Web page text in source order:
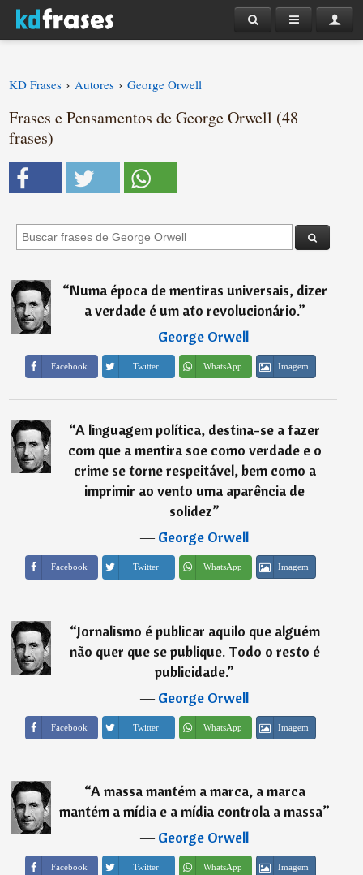
KD Frases › Autores › George Orwell
Frases e Pensamentos de George Orwell (48
frases)
“Numa época de mentiras universais, dizer
a verdade é um ato revolucionário.”
―George Orwell
Facebook Twitter WhatsApp Imagem
“A linguagem política, destina-se a fazer
com que a mentira soe como verdade e o
crime se torne respeitável, bem como a
imprimir ao vento uma aparência de
solidez”
―George Orwell
Facebook Twitter WhatsApp Imagem
“Jornalismo é publicar aquilo que alguém
não quer que se publique. Todo o resto é
publicidade.”
―George Orwell
Facebook Twitter WhatsApp Imagem
“A massa mantém a marca, a marca
mantém a mídia e a mídia controla a massa”
―George Orwell
Facebook Twitter WhatsApp Imagem